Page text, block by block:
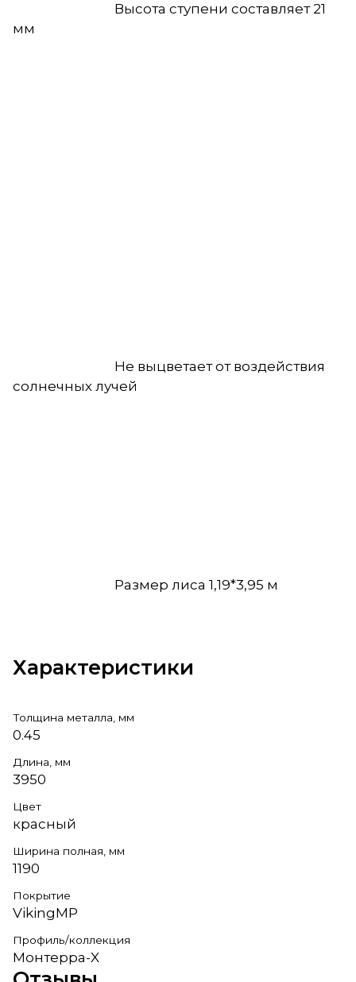
Высота ступени составляет 21
мм
Не выцветает от воздействия
солнечных лучей
Размер лиса 1,19*3,95 м
Характеристики
Толщина металла, мм
0.45
Длина, мм
3950
Цвет
красный
Ширина полная, мм
1190
Покрытие
VikingMP
Профиль/коллекция
Монтерра-X